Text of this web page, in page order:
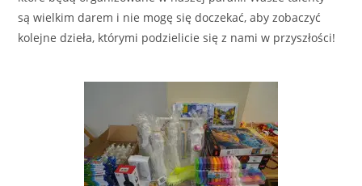
są wielkim darem i nie mogę się doczekać, aby zobaczyć
kolejne dzieła, którymi podzielicie się z nami w przyszłości!